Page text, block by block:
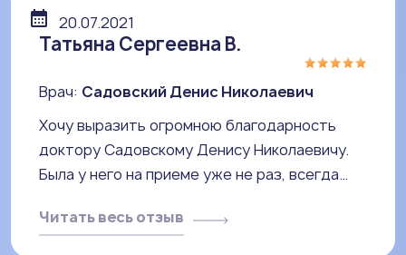
20.07.2021
Татьяна Сергеевна В.
Врач: Садовский Денис Николаевич
Хочу выразить огромною благодарность
доктору Садовскому Денису Николаевичу.
Была у него на приеме уже не раз, всегда…
Читать весь отзыв